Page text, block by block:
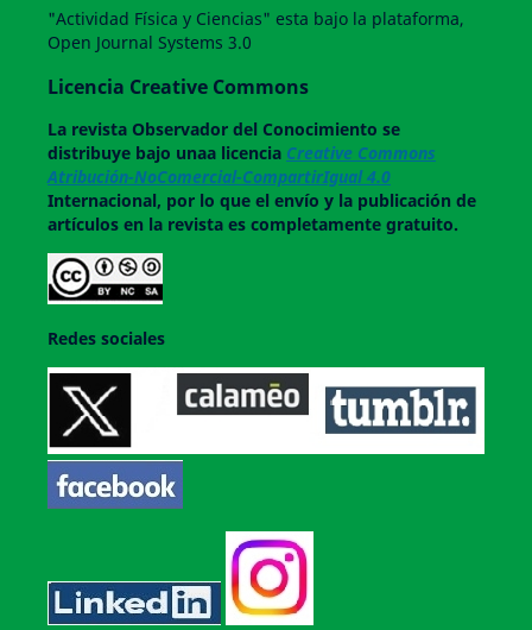
"Actividad Física y Ciencias" esta bajo la plataforma,
Open Journal Systems 3.0
Licencia Creative Commons
La revistaObservador del Conocimiento se
distribuye bajo unaa licencia Creative Commons
Atribución-NoComercial-CompartirIgual 4.0
Internacional, por lo que el envío y la publicación de
artículos en la revista es completamente gratuito.
Redes sociales